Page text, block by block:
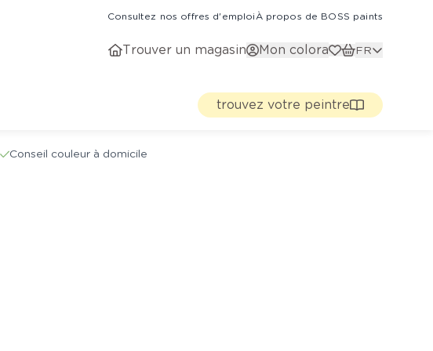
Consultez nos offres d'emploiÀ propos de BOSS paints
Trouver un magasin Mon colora FR
trouvez votre peintre
Conseil couleur à domicile